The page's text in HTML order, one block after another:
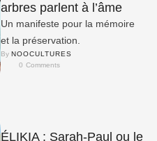
arbres parlent à l’âme
Un manifeste pour la mémoire
et la préservation.
By NOOCULTURES
0 Comments
ÉLIKIA : Sarah-Paul ou le